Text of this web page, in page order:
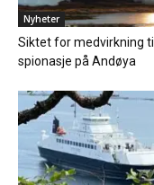
Nyheter
Siktet for medvirkning til
spionasje på Andøya